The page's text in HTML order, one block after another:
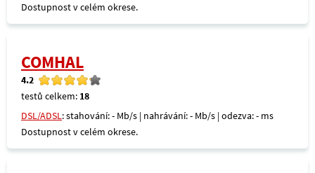
Dostupnost v celém okrese.
COMHAL
4.2
testů celkem: 18
DSL/ADSL: stahování: - Mb/s | nahrávání: - Mb/s | odezva: - ms
Dostupnost v celém okrese.